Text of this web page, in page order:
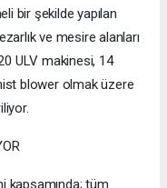
bir şekilde yapılan
ve mesire alanları
ULV makinesi, 14
blower olmak üzere
kapsamında; tüm